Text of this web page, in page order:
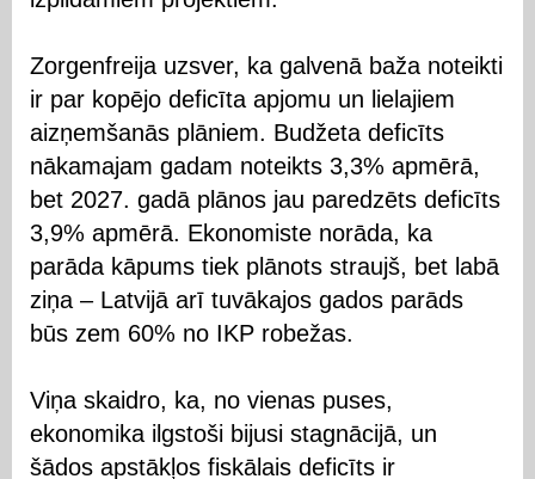
Zorgenfreija uzsver, ka galvenā baža noteikti
ir par kopējo deficīta apjomu un lielajiem
aizņemšanās plāniem. Budžeta deficīts
nākamajam gadam noteikts 3,3% apmērā,
bet 2027. gadā plānos jau paredzēts deficīts
3,9% apmērā. Ekonomiste norāda, ka
parāda kāpums tiek plānots straujš, bet labā
ziņa – Latvijā arī tuvākajos gados parāds
būs zem 60% no IKP robežas.
Viņa skaidro, ka, no vienas puses,
ekonomika ilgstoši bijusi stagnācijā, un
šādos apstākļos fiskālais deficīts ir